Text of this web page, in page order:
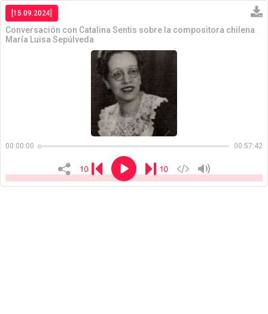
[15.09.2024]
Conversación con Catalina Sentis sobre la compositora chilena
María Luisa Sepúlveda
00:00:00 00:57:42